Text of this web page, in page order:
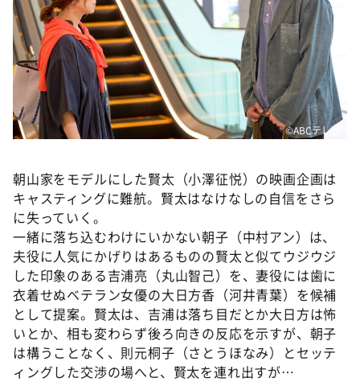
©ABCテレビ
朝山家をモデルにした賢太（小澤征悦）の映画企画は
キャスティングに難航。賢太はなけなしの自信をさら
に失っていく。
一緒に落ち込むわけにいかない朝子（中村アン）は、
夫役に人気にかげりはあるものの賢太と似てウジウジ
した印象のある吉浦亮（丸山智己）を、妻役には歯に
衣着せぬベテラン女優の大日方香（河井青葉）を候補
として提案。賢太は、吉浦は落ち目だとか大日方は怖
いとか、相も変わらず後ろ向きの反応を示すが、朝子
は構うことなく、則元桐子（さとうほなみ）とセッテ
ィングした交渉の場へと、賢太を連れ出すが…